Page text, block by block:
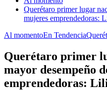
Querétaro primer lugar
mujeres emprendedoras:
Al momentoEn Tendencia
Querétaro primer
mayor desempeño
emprendedoras: